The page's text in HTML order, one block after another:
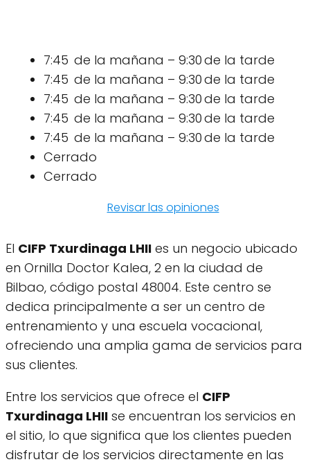
7:45 de la mañana – 9:30 de la tarde
7:45 de la mañana – 9:30 de la tarde
7:45 de la mañana – 9:30 de la tarde
7:45 de la mañana – 9:30 de la tarde
7:45 de la mañana – 9:30 de la tarde
Cerrado
Cerrado
Revisar las opiniones
El CIFP Txurdinaga LHII es un negocio ubicado
en Ornilla Doctor Kalea, 2 en la ciudad de
Bilbao, código postal 48004. Este centro se
dedica principalmente a ser un centro de
entrenamiento y una escuela vocacional,
ofreciendo una amplia gama de servicios para
sus clientes.
Entre los servicios que ofrece el CIFP
Txurdinaga LHII se encuentran los servicios en
el sitio, lo que significa que los clientes pueden
disfrutar de los servicios directamente en las